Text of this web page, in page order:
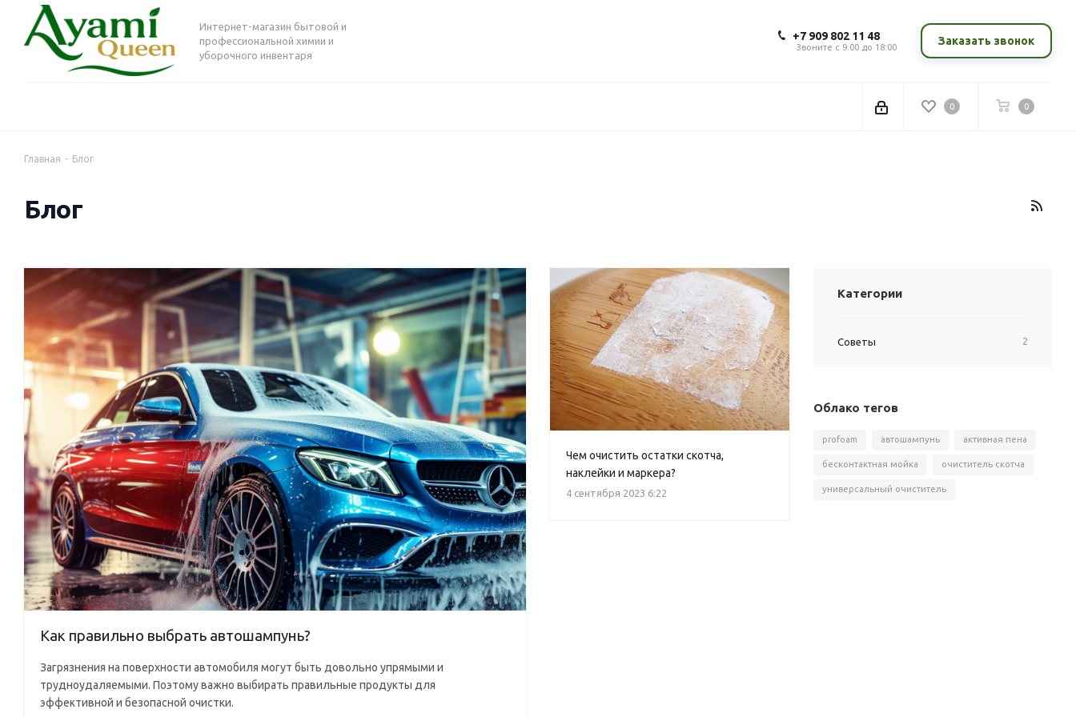
Интернет-магазин бытовой и
профессиональной химии и
уборочного инвентаря
+7 909 802 11 48
Звоните с 9:00 до 18:00 Заказать звонок
0 0
Главная - Блог
Блог
Как правильно выбрать автошампунь?
Загрязнения на поверхности автомобиля могут быть довольно упрямыми и
трудноудаляемыми. Поэтому важно выбирать правильные продукты для
эффективной и безопасной очистки.
Чем очистить остатки скотча,
наклейки и маркера?
4 сентября 2023 6:22
Категории
Советы 2
Облако тегов
profoam автошампунь активная пена
бесконтактная мойка очиститель скотча
универсальный очиститель